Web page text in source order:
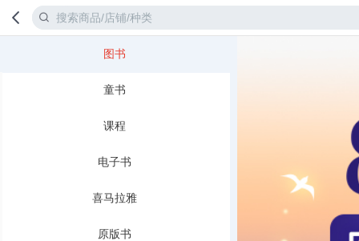
图书
童书
课程
电子书
喜马拉雅
原版书